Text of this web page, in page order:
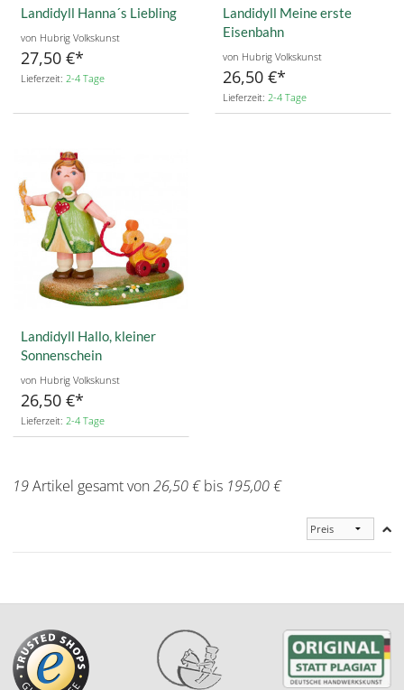
Landidyll Hanna´s Liebling
von Hubrig Volkskunst
27,50 €
Lieferzeit: 2-4 Tage
Landidyll Meine erste
Eisenbahn
von Hubrig Volkskunst
26,50 €
Lieferzeit: 2-4 Tage
Landidyll Hallo, kleiner
Sonnenschein
von Hubrig Volkskunst
26,50 €
Lieferzeit: 2-4 Tage
19Artikel gesamt von26,50 €bis 195,00 €